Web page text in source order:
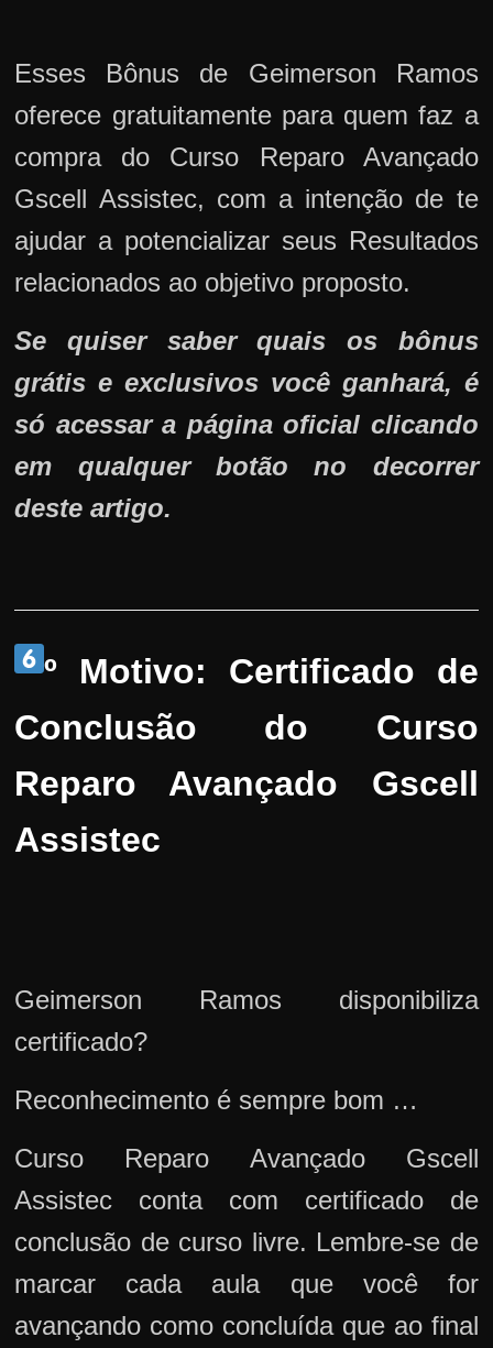
Esses Bônus de Geimerson Ramos
oferece gratuitamente para quem faz a
compra do Curso Reparo Avançado
Gscell Assistec, com a intenção de te
ajudar a potencializar seus Resultados
relacionados ao objetivo proposto.
Se quiser saber quais os bônus
grátis e exclusivos você ganhará, é
só acessar a página oficial clicando
em qualquer botão no decorrer
deste artigo.
º Motivo: Certificado de
Conclusão do Curso
Reparo Avançado Gscell
Assistec
Geimerson Ramos disponibiliza
certificado?
Reconhecimento é sempre bom …
Curso Reparo Avançado Gscell
Assistec conta com certificado de
conclusão de curso livre. Lembre-se de
marcar cada aula que você for
avançando como concluída que ao final